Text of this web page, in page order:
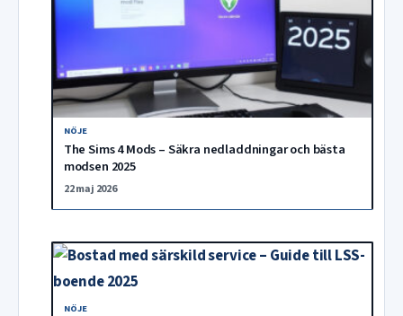
NÖJE
The Sims 4 Mods – Säkra nedladdningar och bästa
modsen 2025
22 maj 2026
NÖJE